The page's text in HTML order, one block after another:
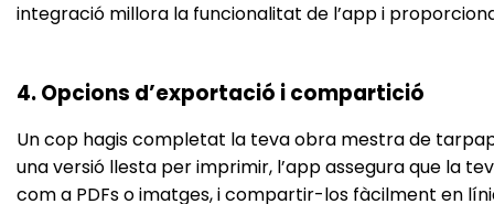
integració millora la funcionalitat de l’app i
4. Opcions d’exportació i compartició
Un cop hagis completat la teva obra mestra de
una versió llesta per imprimir, l’app assegura que la
com a PDFs o imatges, i compartir-los fàcilment en